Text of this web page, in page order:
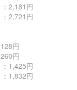
2,181円
2,721円
円
円
1,425円
1,832円